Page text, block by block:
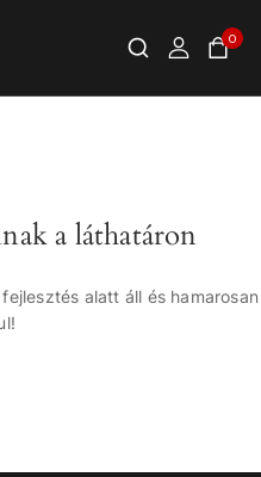
0
a láthatáron
alatt áll és hamarosan